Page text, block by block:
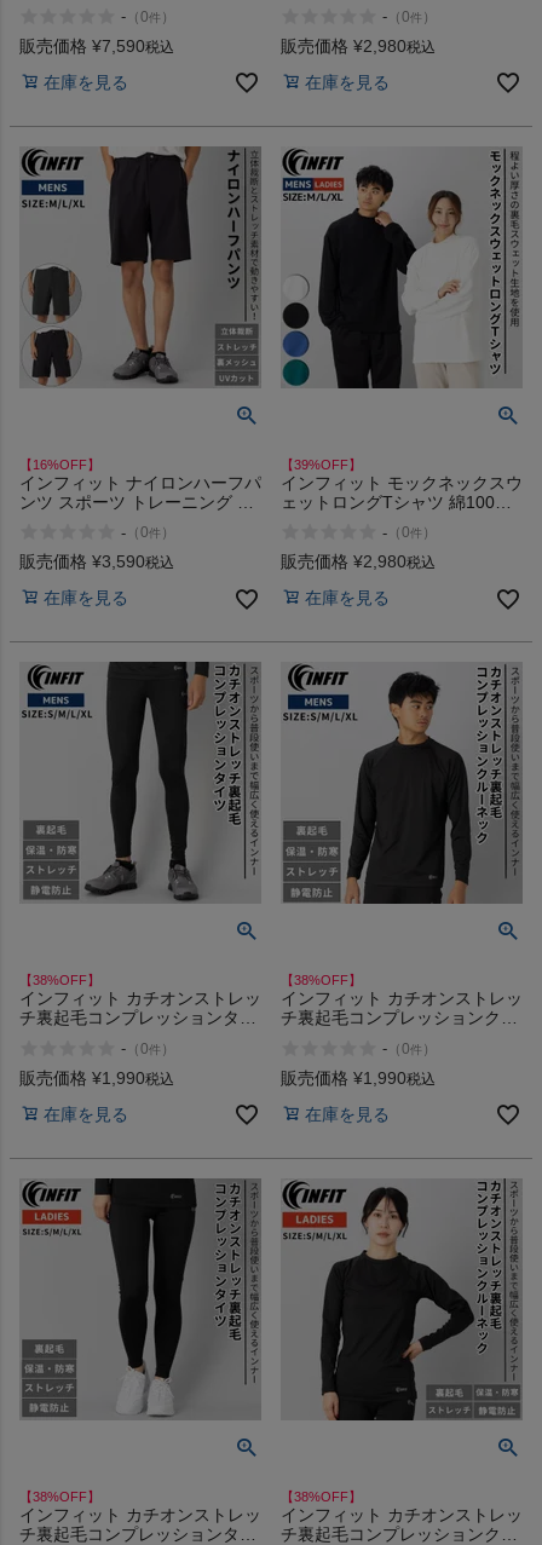
- （0件 ）
販売価格 ¥7,590税込
在庫を見る
ー 保温 防寒 裏フリース INFIT
アウトレット セール
- （0件 ）
販売価格 ¥2,980税込
在庫を見る
【16%OFF】
インフィット ナイロンハーフパ
ンツ スポーツ トレーニング ラ
ネス ジム ウェア UVケア ショ
ーツ ショートパンツ 短パン 半
- （0件 ）
販売価格 ¥3,590税込
在庫を見る
【39%OFF】
インフィット モックネックスウ
ェットロングTシャツ 綿100%
ツ トレーニング 長袖 ロンT ト
ップス コットン INFIT アウト
- （0件 ）
販売価格 ¥2,980税込
在庫を見る
【38%OFF】
インフィット カチオンストレッ
チ裏起毛コンプレッションタイ
ンナー トレーニング ランニン
グ ウォーキング ジョギング ア
トレット セール
- （0件 ）
販売価格 ¥1,990税込
在庫を見る
【38%OFF】
インフィット カチオンストレッ
チ裏起毛コンプレッションクル
レーニング ランニング ウォー
キング ジョギング アンダーウ
ウトレット セール
- （0件 ）
販売価格 ¥1,990税込
在庫を見る
【38%OFF】
インフィット カチオンストレッ
チ裏起毛コンプレッションタイ
【38%OFF】
インフィット カチオンストレッ
チ裏起毛コンプレッションクル